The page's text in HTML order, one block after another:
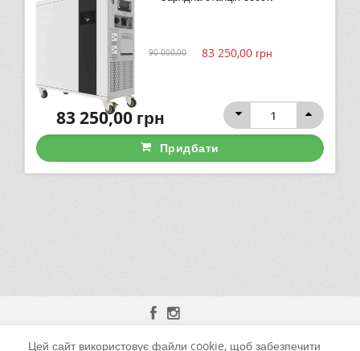
90 000,00 83 250,00 грн
83 250,00грн
Придбати
Цей сайт використовує файли cookie, щоб забезпечити